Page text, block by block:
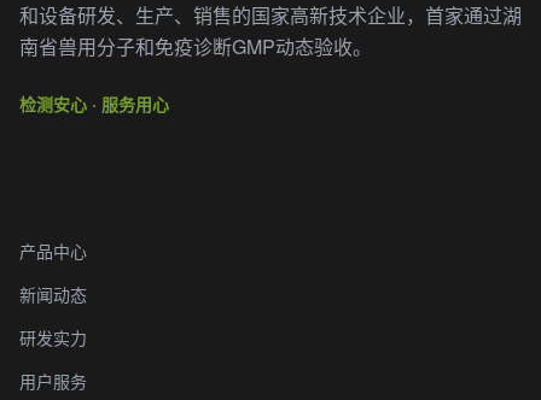
和设备研发、生产、销售的国家高新技术企业，首家通过湖
南省兽用分子和免疫诊断GMP动态验收。
检测安心 · 服务用心
产品中心
新闻动态
研发实力
用户服务